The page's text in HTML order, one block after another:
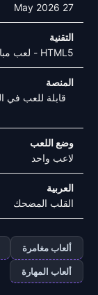
27 May 2026
التقنية
HTML5 - لعب مباشر بدون إضافات
المنصة
قابلة للعب في
وضع اللعب
لاعب واحد
العربية
القلب المضحك
ألعاب مغامرة
ألعاب المهارة